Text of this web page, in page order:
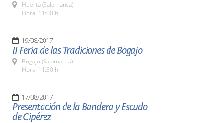
Huerta (Salamanca)
Hora: 11:00 h.
19/08/2017
II Feria de las Tradiciones de Bogajo
Bogajo (Salamanca)
Hora: 11:30 h.
17/08/2017
Presentación de la Bandera y Escudo
de Cipérez